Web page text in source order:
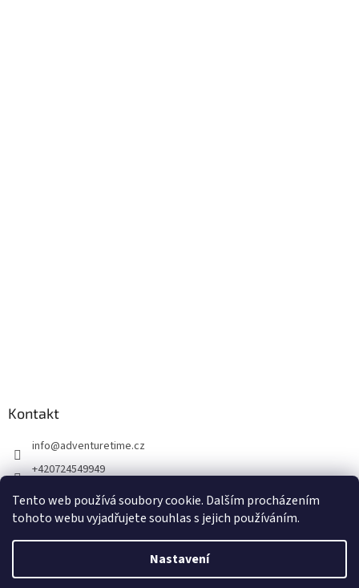
Tento web používá soubory cookie. Dalším procházením
tohoto webu vyjadřujete souhlas s jejich používáním.
Nastavení
Kontakt
info@adventuretime.cz
+420724549949
+420606618099
Vytvořil Shoptet